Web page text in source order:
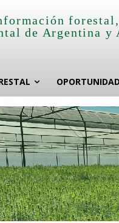
de Argentina y